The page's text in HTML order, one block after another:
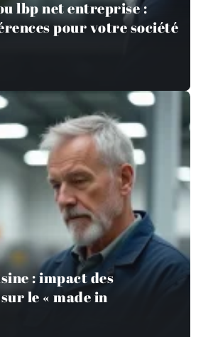
lbp net entreprise :
pour votre société
: impact des
le « made in